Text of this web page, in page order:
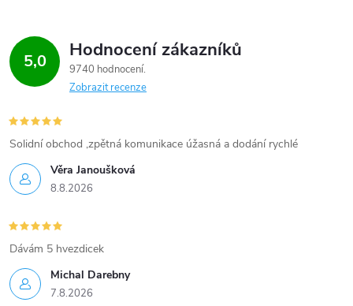
5,0 Hodnocení zákazníků
9740 hodnocení
Zobrazit recenze
Věra Janoušková
8.8.2026
Solidní obchod ,zpětná komunikace úžasná a dodání rychlé
Michal Darebny
7.8.2026
Dávám 5 hvezdicek